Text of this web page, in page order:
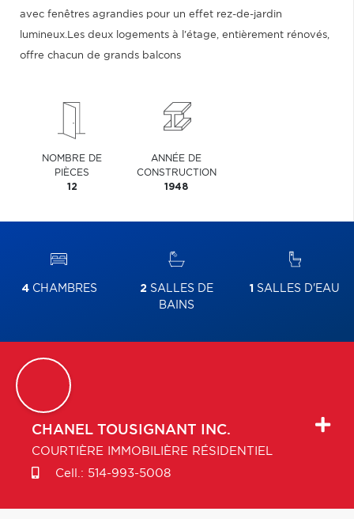
avec fenêtres agrandies pour un effet rez-de-jardin
lumineux.Les deux logements à l'étage, entièrement rénovés,
offre chacun de grands balcons
NOMBRE DE
PIÈCES
12
ANNÉE DE
CONSTRUCTION
1948
4CHAMBRES 2 SALLES DE
BAINS
1 SALLES D'EAU
CHANEL TOUSIGNANT INC.
COURTIÈRE IMMOBILIÈRE RÉSIDENTIEL
Cell.: 514-993-5008